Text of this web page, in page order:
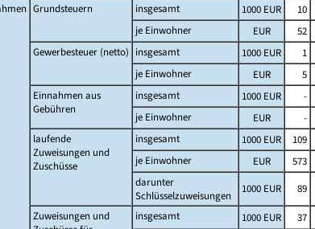
Grundsteuern insgesamt 1000 EUR 10
je Einwohner
EUR 52
Gewerbesteuer (netto) insgesamt 1000 EUR 1
je Einwohner
EUR 5
Einnahmen aus
Gebühren
insgesamt 1000 EUR -
je Einwohner
EUR -
laufende
Zuweisungen und
Zuschüsse
insgesamt 1000 EUR 109
je Einwohner
EUR 573
darunter
Schlüsselzuweisungen
1000 EUR 89
Zuweisungen und
insgesamt 1000 EUR 37